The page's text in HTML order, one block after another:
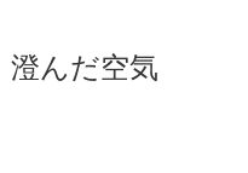
澄んだ空気